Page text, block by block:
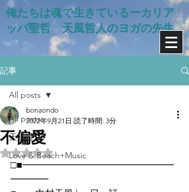
俺たちは魂で生きているー​カリア
ッパ聖哲 天風哲人のヨガの先生
記事
All posts
天風道
Love & Beach+Music
All posts
不偏愛
bonaondo
2022年9月21日 読了時間: 3分
5つ星のうちNaNと評価されています。
□■━━━━━━━━━━━━━━━━
━━━━